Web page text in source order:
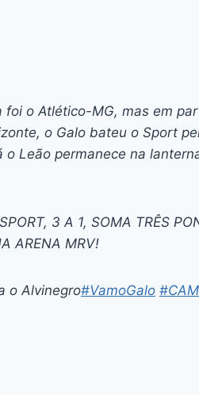
o Atlético-MG, mas em
o Galo bateu o Sport
Leão permanece na
3 A 1, SOMA TRÊS
ARENA MRV!
o Alvinegro#VamoGalo